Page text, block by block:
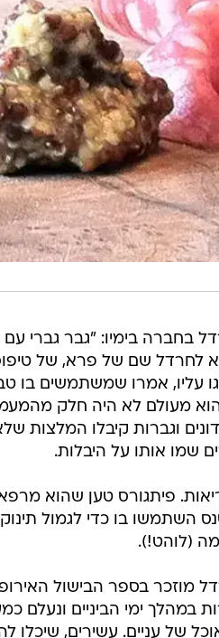
בחברה בימיו: "גבר גברי
לחרדל שם של פרא, של
עליו, אמרו שמשתמשים בו
הוא מעולם לא היה חלק
וגברות קיבלו המלצות
שמו אותו על היבלות.
פיתגורס טען שהוא
השתמשו בו כדי לגמול
(לוהט!).
במהלך ימי הביניים ונעלם
של עניים. עשירים, שיכלו